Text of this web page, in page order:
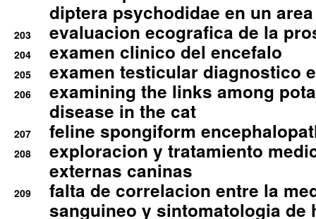
diptera psychodidae en un
203 evaluacion ecografica de la
204 examen clinico del encefalo
205 examen testicular diagnostico
206
examining the links among
disease in the cat
207 feline spongiform
208
exploracion y tratamiento
externas caninas
209
falta de correlacion entre la
sanguineo y sintomatologia de